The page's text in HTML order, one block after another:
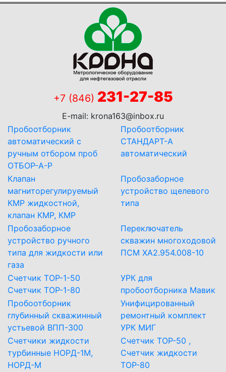
+7 (846) 231-27-85
E-mail: krona163@inbox.ru
Пробоотборник
автоматический с
ручным отбором проб
ОТБОР-А-Р
Пробоотборник
СТАНДАРТ-А
автоматический
Клапан
магниторегулируемый
КМР жидкостной,
клапан КМР, КМР
Пробозаборное
устройство щелевого
типа
Пробозаборное
устройство ручного
типа для жидкости или
газа
Переключатель
скважин многоходовой
ПСМ ХА2.954.008-10
Счетчик ТОР-1-50
Счетчик ТОР-1-80
УРК для
пробоотборника Мавик
Пробоотборник
глубинный скважинный
устьевой ВПП-300
Унифицированный
ремонтный комплект
УРК МИГ
Счетчики жидкости
турбинные НОРД-1М,
НОРД-М
Счетчик ТОР-50 ,
Счетчик жидкости
ТОР-80